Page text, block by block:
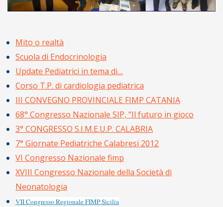
Mito o realtà
Scuola di Endocrinologia
Update Pediatrici in tema di…
Corso T.P. di cardiologia pediatrica
III CONVEGNO PROVINCIALE FIMP CATANIA
68° Congresso Nazionale SIP, “Il futuro in gioco
3° CONGRESSO S.I.M.E.U.P. CALABRIA
7° Giornate Pediatriche Calabresi 2012
VI Congresso Nazionale fimp
XVIII Congresso Nazionale della Società di
Neonatologia
VII Congresso Regionale FIMP Sicilia